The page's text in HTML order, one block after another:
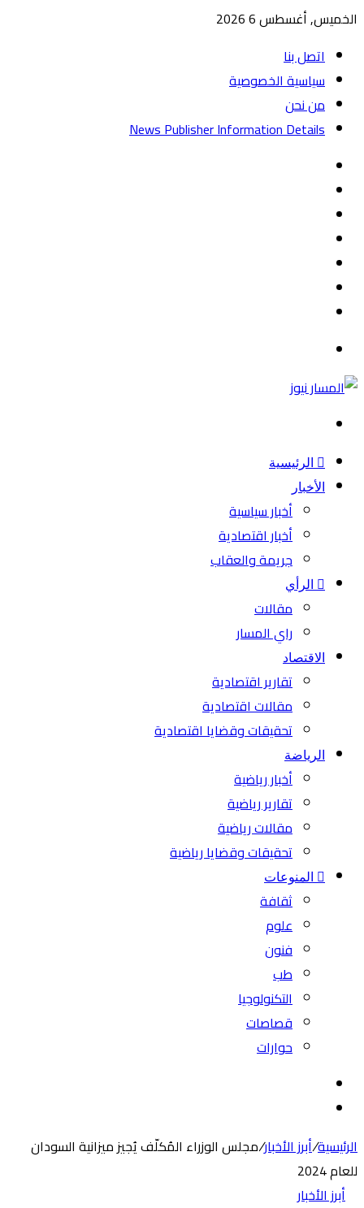
الخميس, أغسطس 6 2026
اتصل بنا
سياسية الخصوصية
من نحن
News Publisher Information Details
الرئيسية
الأخبار
أخبار سياسية
أخبار اقتصادية
جريمة والعقاب
الرأي
مقالات
راي المسار
الاقتصاد
تقارير اقتصادية
مقالات اقتصادية
تحقيقات وقضايا اقتصادية
الرياضة
أخبار رياضية
تقارير رياضية
مقالات رياضية
تحقيقات وقضايا رياضية
المنوعات
ثقافة
علوم
فنون
طب
التكنولوجيا
قصاصات
حوارات
المظلم
الرئيسية/أبرز الأخبار/مجلس الوزراء المُكلّف يُجيز ميزانية السودان
للعام 2024
أبرز الأخبار